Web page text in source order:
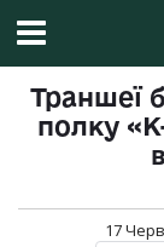
Траншеї
полку
17